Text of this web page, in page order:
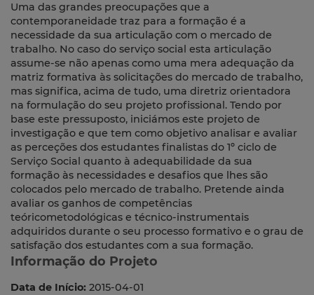
Uma das grandes preocupações que a
contemporaneidade traz para a formação é a
necessidade da sua articulação com o mercado de
trabalho. No caso do serviço social esta articulação
assume-se não apenas como uma mera adequação da
matriz formativa às solicitações do mercado de trabalho,
mas significa, acima de tudo, uma diretriz orientadora
na formulação do seu projeto profissional. Tendo por
base este pressuposto, iniciámos este projeto de
investigação e que tem como objetivo analisar e avaliar
as perceções dos estudantes finalistas do 1º ciclo de
Serviço Social quanto à adequabilidade da sua
formação às necessidades e desafios que lhes são
colocados pelo mercado de trabalho. Pretende ainda
avaliar os ganhos de competências
teóricometodológicas e técnico-instrumentais
adquiridos durante o seu processo formativo e o grau de
satisfação dos estudantes com a sua formação.
Informação do Projeto
Data de Início: 2015-04-01